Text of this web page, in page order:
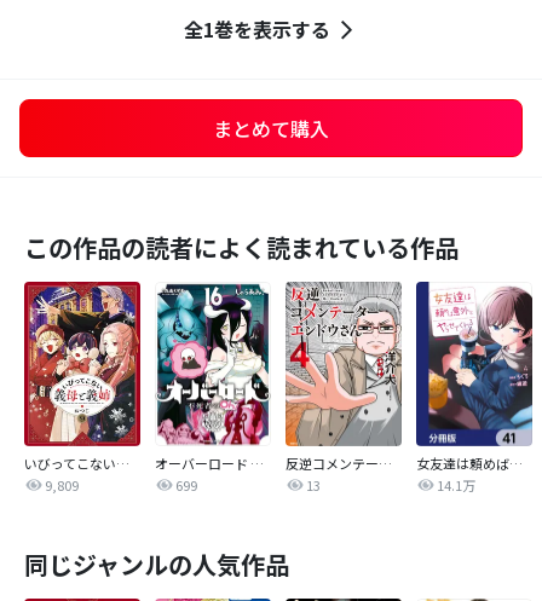
全1巻を表示する
まとめて購入
この作品の読者によく読まれている作品
いびってこない義母と義姉
9,809
オーバーロード 不死者のOh!
699
反逆コメンテーターエンドウさん
13
女友達は頼めば意外とヤらせてくれる【分冊版】
14.1万
同じジャンルの人気作品